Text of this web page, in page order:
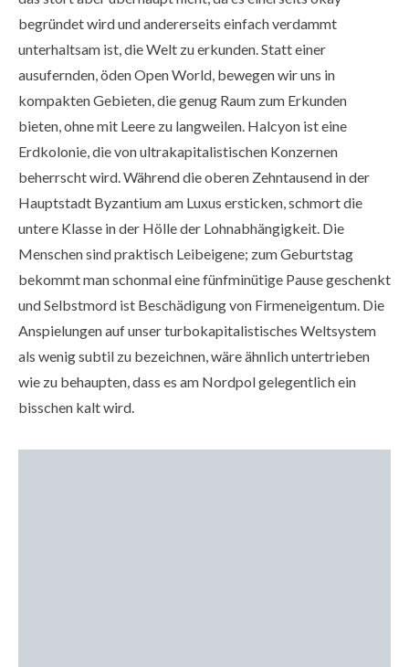
begründet wird und andererseits einfach verdammt
unterhaltsam ist, die Welt zu erkunden. Statt einer
ausufernden, öden Open World, bewegen wir uns in
kompakten Gebieten, die genug Raum zum Erkunden
bieten, ohne mit Leere zu langweilen. Halcyon ist eine
Erdkolonie, die von ultrakapitalistischen Konzernen
beherrscht wird. Während die oberen Zehntausend in der
Hauptstadt Byzantium am Luxus ersticken, schmort die
untere Klasse in der Hölle der Lohnabhängigkeit. Die
Menschen sind praktisch Leibeigene; zum Geburtstag
bekommt man schonmal eine fünfminütige Pause geschenkt
und Selbstmord ist Beschädigung von Firmeneigentum. Die
Anspielungen auf unser turbokapitalistisches Weltsystem
als wenig subtil zu bezeichnen, wäre ähnlich untertrieben
wie zu behaupten, dass es am Nordpol gelegentlich ein
bisschen kalt wird.